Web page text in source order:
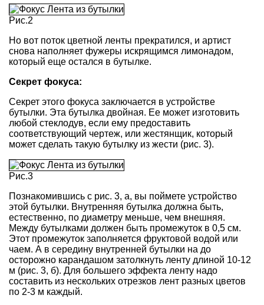
Рис.2
Но вот поток цветной ленты прекратился, и артист
снова наполняет фужеры искрящимся лимонадом,
который еще остался в бутылке.
Секрет фокуса:
Секрет этого фокуса заключается в устройстве
бутылки. Эта бутылка двойная. Ее может изготовить
любой стеклодув, если ему предоставить
соответствующий чертеж, или жестянщик, который
может сделать такую бутылку из жести (рис. 3).
Рис.3
Познакомившись с рис. 3, а, вы поймете устройство
этой бутылки. Внутренняя бутылка должна быть,
естественно, по диаметру меньше, чем внешняя.
Между бутылками должен быть промежуток в 0,5 см.
Этот промежуток заполняется фруктовой водой или
чаем. А в середину внутренней бутылки на до
осторожно карандашом затолкнуть ленту длиной 10-12
м (рис. 3, б). Для большего эффекта ленту надо
составить из нескольких отрезков лент разных цветов
по 2-3 м каждый.